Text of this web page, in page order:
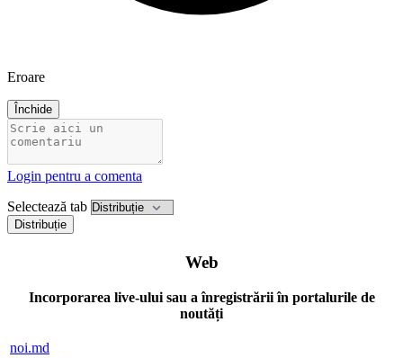
Eroare
Închide
Login pentru a comenta
Selectează tab
Distribuție
Web
Incorporarea live-ului sau a înregistrării în portalurile de
noutăți
noi.md